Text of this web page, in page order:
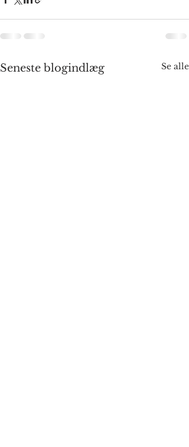
Seneste blogindlæg Se alle